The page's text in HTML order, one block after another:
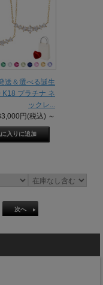
送＆選べる誕生
K18 プラチナ ネ
ックレ...
円(税込) ～
次へ